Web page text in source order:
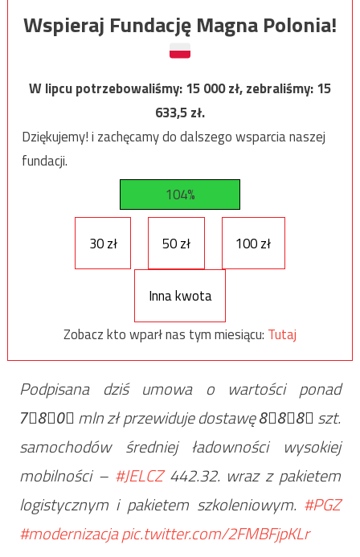
Wspieraj Fundację Magna Polonia!
W lipcu potrzebowaliśmy:15 000zł, zebraliśmy:15
633,5zł.
Dziękujemy! i zachęcamy do dalszego wsparcia naszej
fundacji.
104%
30 zł 50 zł 100 zł
Inna kwota
Zobacz kto wparł nas tym miesiącu: Tutaj
Podpisana dziś umowa o wartości ponad
7⃣8⃣0⃣ mln zł przewiduje dostawę 8⃣8⃣8⃣ szt.
samochodów średniej ładowności wysokiej
mobilności – #JELCZ442.32. wraz z pakietem
logistycznym i pakietem szkoleniowym. #PGZ
#modernizacjapic.twitter.com/2FMBFjpKLr